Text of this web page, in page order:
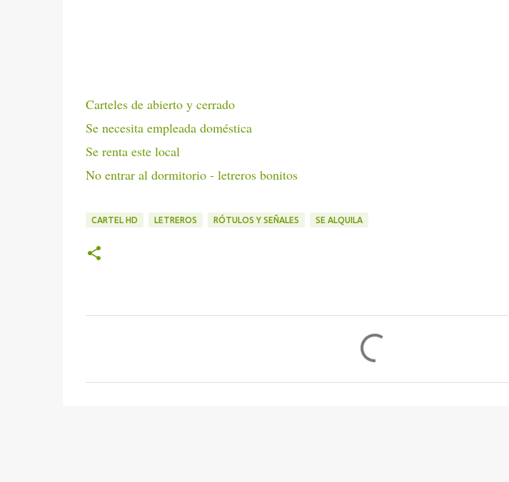
Carteles de abierto y cerrado
Se necesita empleada doméstica
Se renta este local
No entrar al dormitorio - letreros bonitos
CARTEL HD LETREROS RÓTULOS Y SEÑALES SE ALQUILA